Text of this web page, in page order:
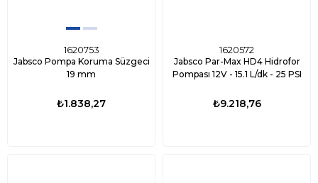
1620753
Jabsco Pompa Koruma Süzgeci
19 mm
₺1.838,27
1620572
Jabsco Par-Max HD4 Hidrofor
Pompası 12V - 15.1 L/dk - 25 PSI
₺9.218,76